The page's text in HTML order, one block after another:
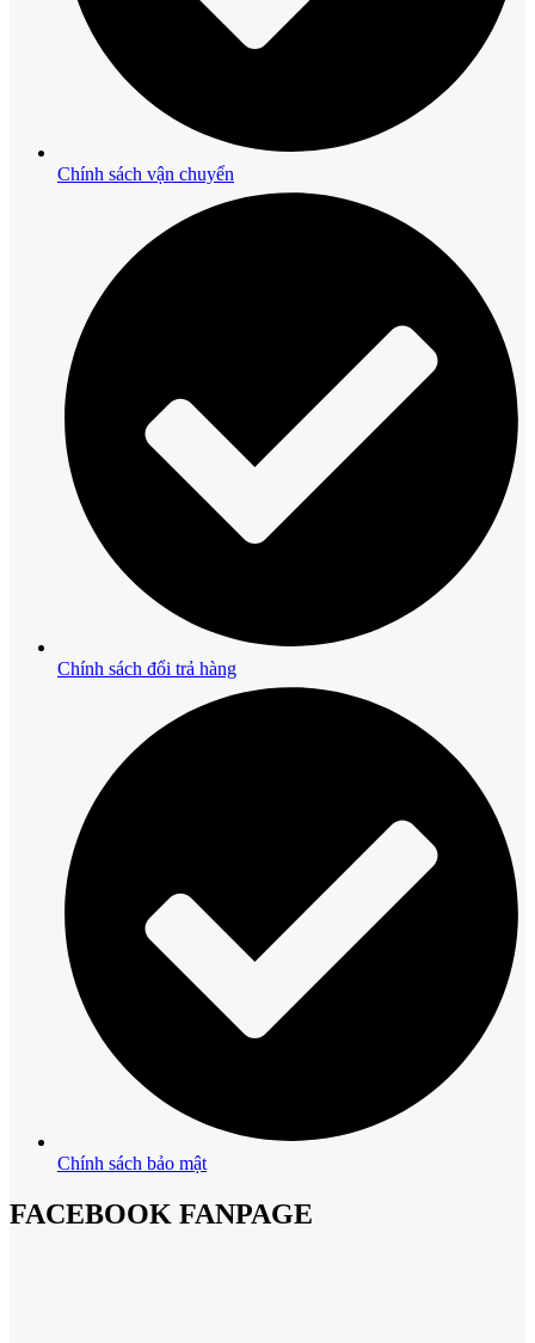
Chính sách vận chuyển
Chính sách đổi trả hàng
Chính sách bảo mật
FACEBOOK FANPAGE